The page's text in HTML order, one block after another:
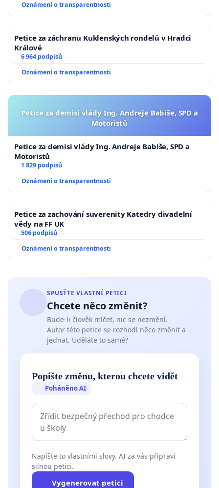
Oznámení o transparentnosti
Petice za záchranu Kuklenských rondelů v Hradci
Králové
6 964 podpisů
Oznámení o transparentnosti
Petice za demisi vlády Ing. Andreje Babiše, SPD a
Motoristů
Petice za demisi vlády Ing. Andreje Babiše, SPD a
Motoristů
1 829 podpisů
Oznámení o transparentnosti
Petice za zachování suverenity Katedry divadelní
vědy na FF UK
506 podpisů
Oznámení o transparentnosti
SPUSŤTE VLASTNÍ PETICI
Chcete něco změnit?
Bude-li člověk mlčet, nic se nezmění.
Autor této petice se rozhodl něco změnit a
jednat. Uděláte to samé?
Popište změnu, kterou chcete vidět
Poháněno AI
Napište to vlastními slovy. AI za vás připraví
silnou petici.
Vygenerovat petici